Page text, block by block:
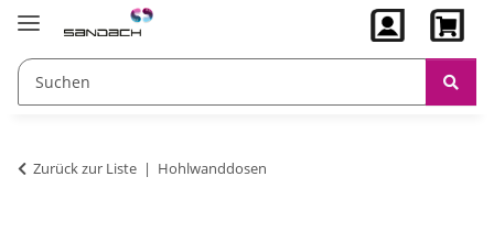
Zurück zur Liste Hohlwanddosen